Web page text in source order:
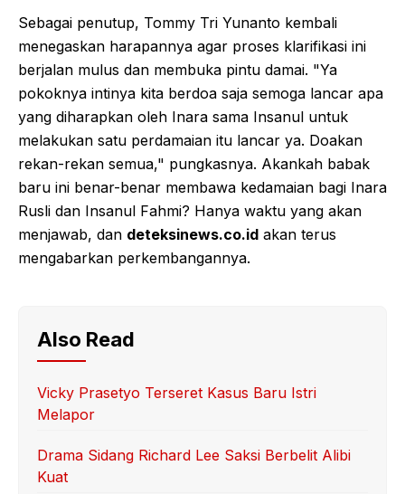
Sebagai penutup, Tommy Tri Yunanto kembali
menegaskan harapannya agar proses klarifikasi ini
berjalan mulus dan membuka pintu damai. "Ya
pokoknya intinya kita berdoa saja semoga lancar apa
yang diharapkan oleh Inara sama Insanul untuk
melakukan satu perdamaian itu lancar ya. Doakan
rekan-rekan semua," pungkasnya. Akankah babak
baru ini benar-benar membawa kedamaian bagi Inara
Rusli dan Insanul Fahmi? Hanya waktu yang akan
menjawab, dan deteksinews.co.id akan terus
mengabarkan perkembangannya.
Also Read
Vicky Prasetyo Terseret Kasus Baru Istri
Melapor
Drama Sidang Richard Lee Saksi Berbelit Alibi
Kuat